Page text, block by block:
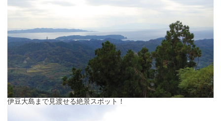
伊豆大島まで見渡せる絶景スポット！